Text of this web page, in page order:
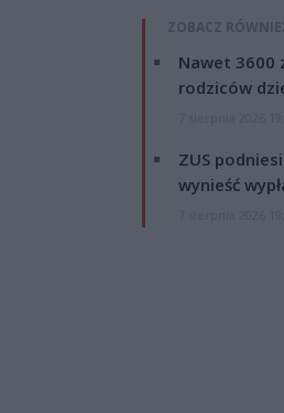
ZOBACZ
Nawet 3600
rodziców
ZUS
wynieść